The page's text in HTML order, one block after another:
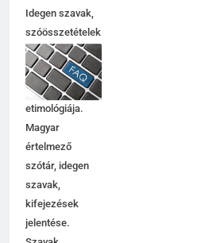
Idegen szavak,
szóösszetételek
jelentése,
magyarázata,
használata,
etimológiája.
Magyar
értelmező
szótár, idegen
szavak,
kifejezések
jelentése.